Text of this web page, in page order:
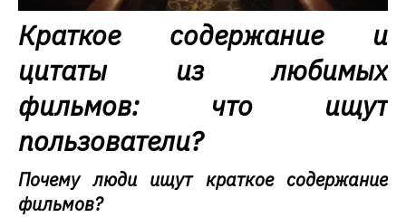
Краткое содержание и
цитаты из любимых
фильмов: что ищут
пользователи?
Почему люди ищут краткое содержание
фильмов?